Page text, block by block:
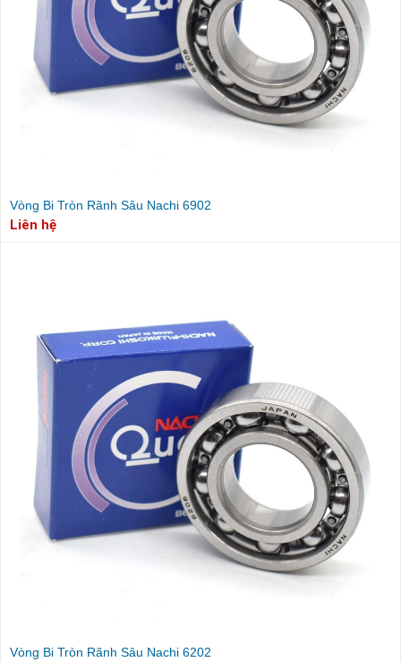
Vòng Bi Tròn Rãnh Sâu Nachi 6902
Liên hệ
Vòng Bi Tròn Rãnh Sâu Nachi 6202